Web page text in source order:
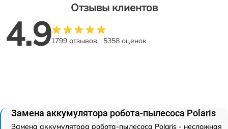
Отзывы клиентов
4.91799 отзывов 5358 оценок
Замена аккумулятора робота-пылесоса Polaris
Замена аккумулятора робота-пылесоса Polaris - несложная